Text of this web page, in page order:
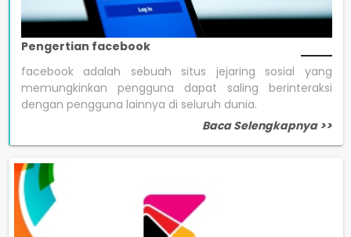
Pengertian facebook
facebook adalah sebuah situs jejaring sosial yang
memungkinkan pengguna dapat saling berinteraksi
dengan pengguna lainnya di seluruh dunia.
Baca Selengkapnya >>